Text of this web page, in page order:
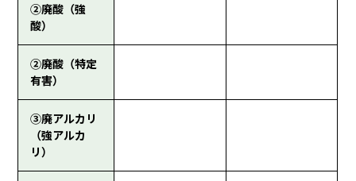
②廃酸（強
酸）
②廃酸（特定
有害）
③廃アルカリ
（強アルカ
リ）